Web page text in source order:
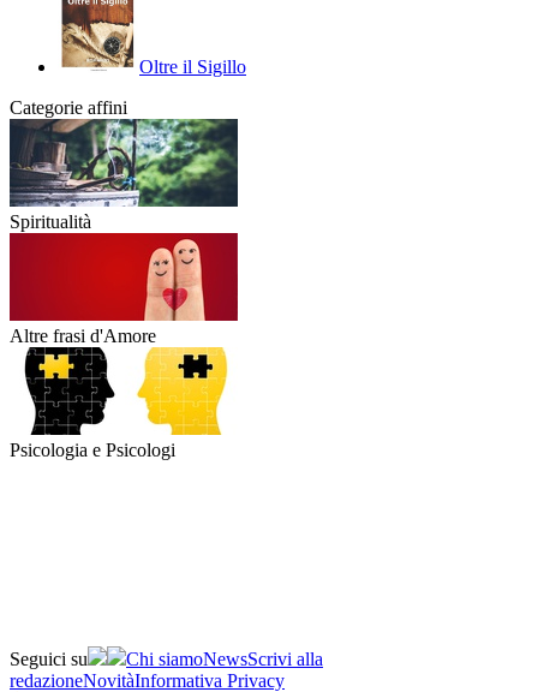
Oltre il Sigillo
Categorie affini
Spiritualità
Altre frasi d'Amore
Psicologia e Psicologi
Seguici su Chi siamoNewsScrivi alla
redazioneNovitàInformativa Privacy